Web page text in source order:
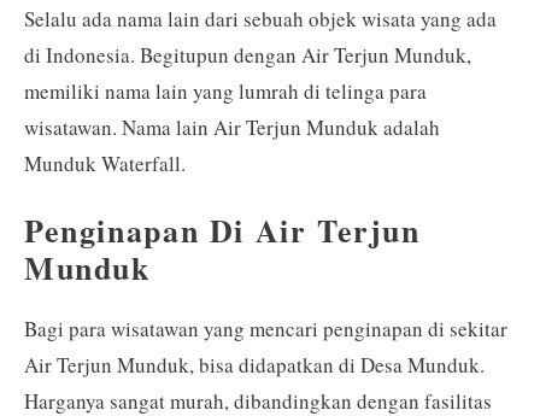
Selalu ada nama lain dari sebuah objek wisata yang ada
di Indonesia. Begitupun dengan Air Terjun Munduk,
memiliki nama lain yang lumrah di telinga para
wisatawan. Nama lain Air Terjun Munduk adalah
Munduk Waterfall.
Penginapan Di Air Terjun
Munduk
Bagi para wisatawan yang mencari penginapan di sekitar
Air Terjun Munduk, bisa didapatkan di Desa Munduk.
Harganya sangat murah, dibandingkan dengan fasilitas